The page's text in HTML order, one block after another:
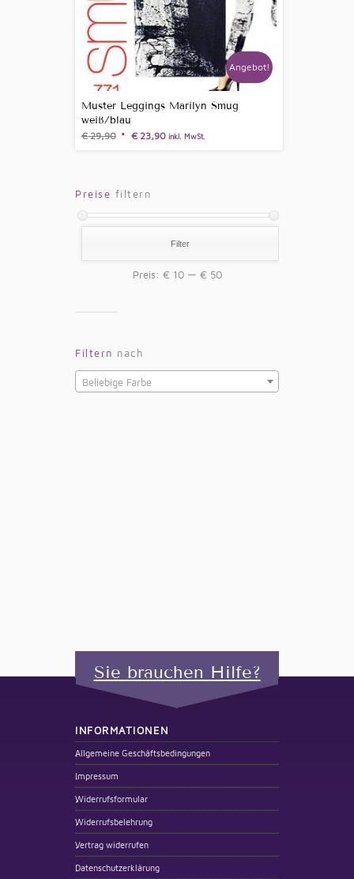
Muster Leggings Marilyn Smug
weiß/blau
€29,90 €23,90 inkl. MwSt.
Angebot!
Preise filtern
Filter
Preis: € 10— € 50
Filtern nach
Beliebige Farbe
Sie brauchen Hilfe?
INFORMATIONEN
Allgemeine Geschäftsbedingungen
Impressum
Widerrufsformular
Widerrufsbelehrung
Vertrag widerrufen
Datenschutzerklärung